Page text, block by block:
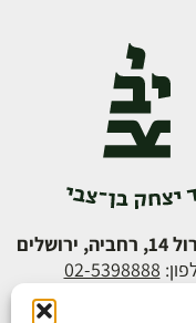
02-5398888